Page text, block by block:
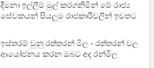
දීමනා ඉල්ලීම් මුල් කරගනිමින් මේ රාජ්‍ය
සේවකයන් සියලුම රාජකාරිවලින් ඉවතට
ඉස්තරම් වුනු රත්තරන් මිල - රත්තරන් වල
ආයෝජනය කරන ඔබට අද රන්මිල